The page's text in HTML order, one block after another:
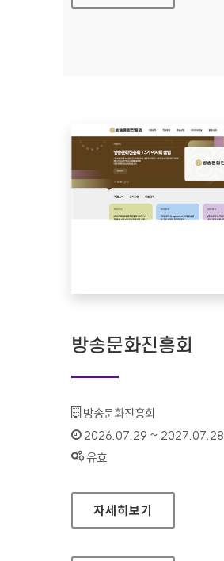
방송문화진흥회
기관명 :
방송문화진흥회
인증기간 :
2026.07.29 ~ 2027.07.28
상태 :
유효
방송문화진흥회
자세히보기